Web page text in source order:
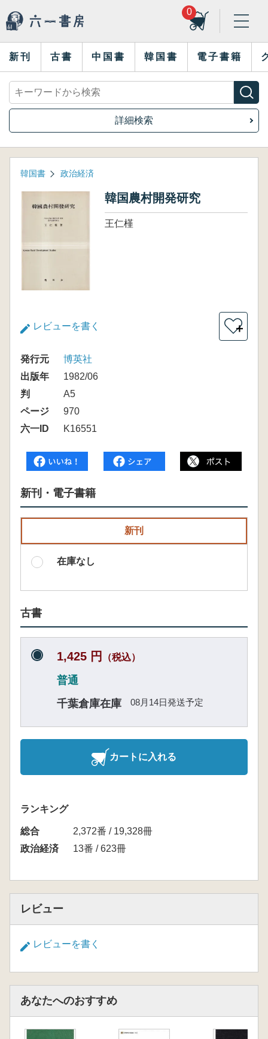
0
新刊 古書 中国書 韓国書 電子書籍
詳細検索
韓国書 政治経済
韓国農村開発研究
王仁槿
レビューを書く ＋
発行元
博英社
出版年
1982/06
判
A5
ページ
970
六一ID
K16551
新刊・電子書籍
新刊
在庫なし
古書
1,425 円 （税込）
普通
千葉倉庫在庫
08月14日発送予定
カートに入れる
ランキング
総合
2,372番 / 19,328冊
政治経済
13番 / 623冊
レビュー
レビューを書く
あなたへのおすすめ